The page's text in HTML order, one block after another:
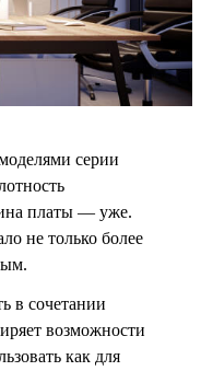
серии
платы — уже.
не только более
в сочетании
возможности
как для